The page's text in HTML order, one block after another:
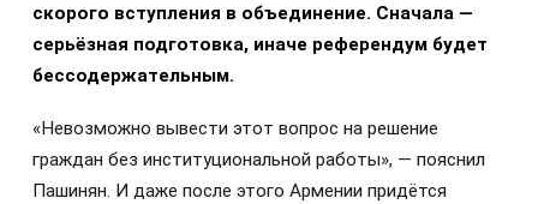
скорого вступления в объединение. Сначала —
серьёзная подготовка, иначе референдум будет
бессодержательным.
«Невозможно вывести этот вопрос на решение
граждан без институциональной работы», — пояснил
Пашинян. И даже после этого Армении придётся